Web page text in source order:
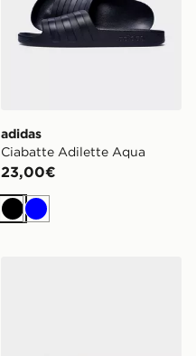
adidas
Ciabatte Adilette Aqua
23,00€
Nero
Blu